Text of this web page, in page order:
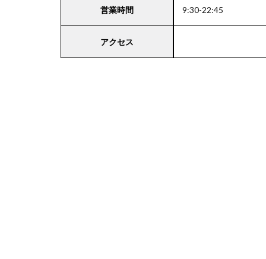
駐
営業時間 9:30-22:45
アクセス